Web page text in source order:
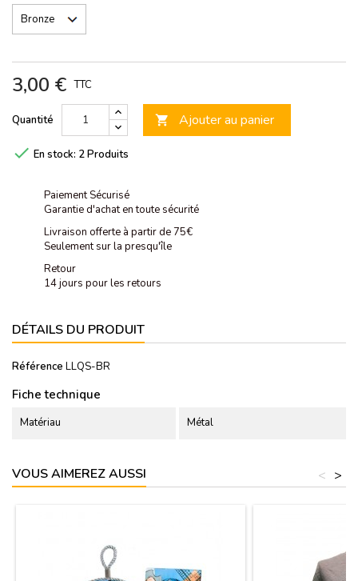
3,00 € TTC
Quantité  Ajouter au panier
 En stock: 2 Produits
Paiement Sécurisé
Garantie d'achat en toute sécurité
Livraison offerte à partir de 75€
Seulement sur la presqu'île
Retour
14 jours pour les retours
DÉTAILS DU PRODUIT
Référence LLQS-BR
Fiche technique
Matériau Métal
VOUS AIMEREZ AUSSI >
<